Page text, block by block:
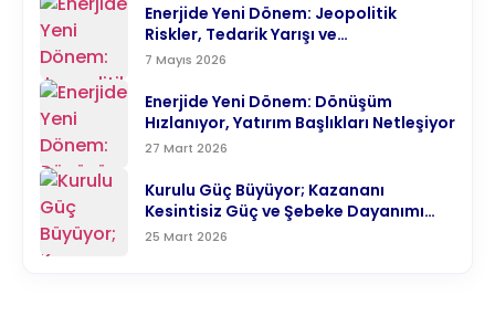
Enerjide Yeni Dönem: Jeopolitik
Riskler, Tedarik Yarışı ve
Karbonsuzlaşma Aynı Anda Hızlanıyor
7 Mayıs 2026
Enerjide Yeni Dönem: Dönüşüm
Hızlanıyor, Yatırım Başlıkları Netleşiyor
27 Mart 2026
Kurulu Güç Büyüyor; Kazananı
Kesintisiz Güç ve Şebeke Dayanımı
Belirliyor
25 Mart 2026